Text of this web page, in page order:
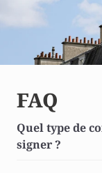
FAQ
Quel type de
signer ?